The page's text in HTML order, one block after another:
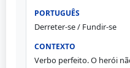
Derreter-se / Fundir-se
Verbo perfeito. O herói